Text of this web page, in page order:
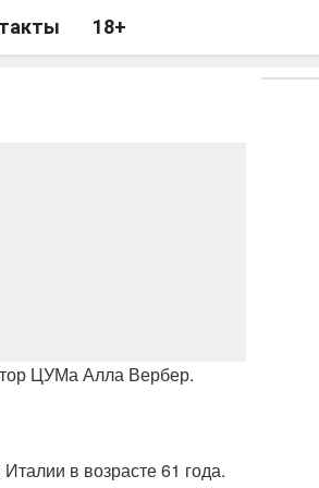
18+
ЦУМа Алла Вербер.
в возрасте 61 года.